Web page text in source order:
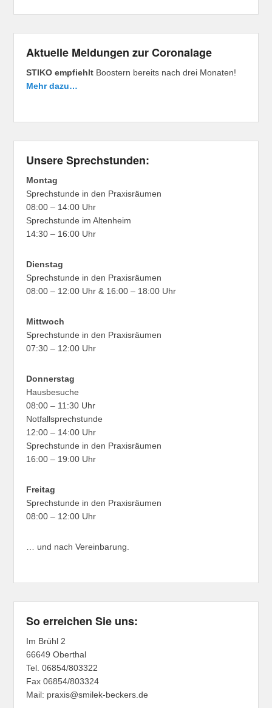
Aktuelle Meldungen zur Coronalage
STIKO empfiehlt Boostern bereits nach drei Monaten!
Mehr dazu…
Unsere Sprechstunden:
Montag
Sprechstunde in den Praxisräumen
08:00 – 14:00 Uhr
Sprechstunde im Altenheim
14:30 – 16:00 Uhr
Dienstag
Sprechstunde in den Praxisräumen
08:00 – 12:00 Uhr & 16:00 – 18:00 Uhr
Mittwoch
Sprechstunde in den Praxisräumen
07:30 – 12:00 Uhr
Donnerstag
Hausbesuche
08:00 – 11:30 Uhr
Notfallsprechstunde
12:00 – 14:00 Uhr
Sprechstunde in den Praxisräumen
16:00 – 19:00 Uhr
Freitag
Sprechstunde in den Praxisräumen
08:00 – 12:00 Uhr
… und nach Vereinbarung.
So erreichen Sie uns:
Im Brühl 2
66649 Oberthal
Tel. 06854/803322
Fax 06854/803324
Mail: praxis@smilek-beckers.de